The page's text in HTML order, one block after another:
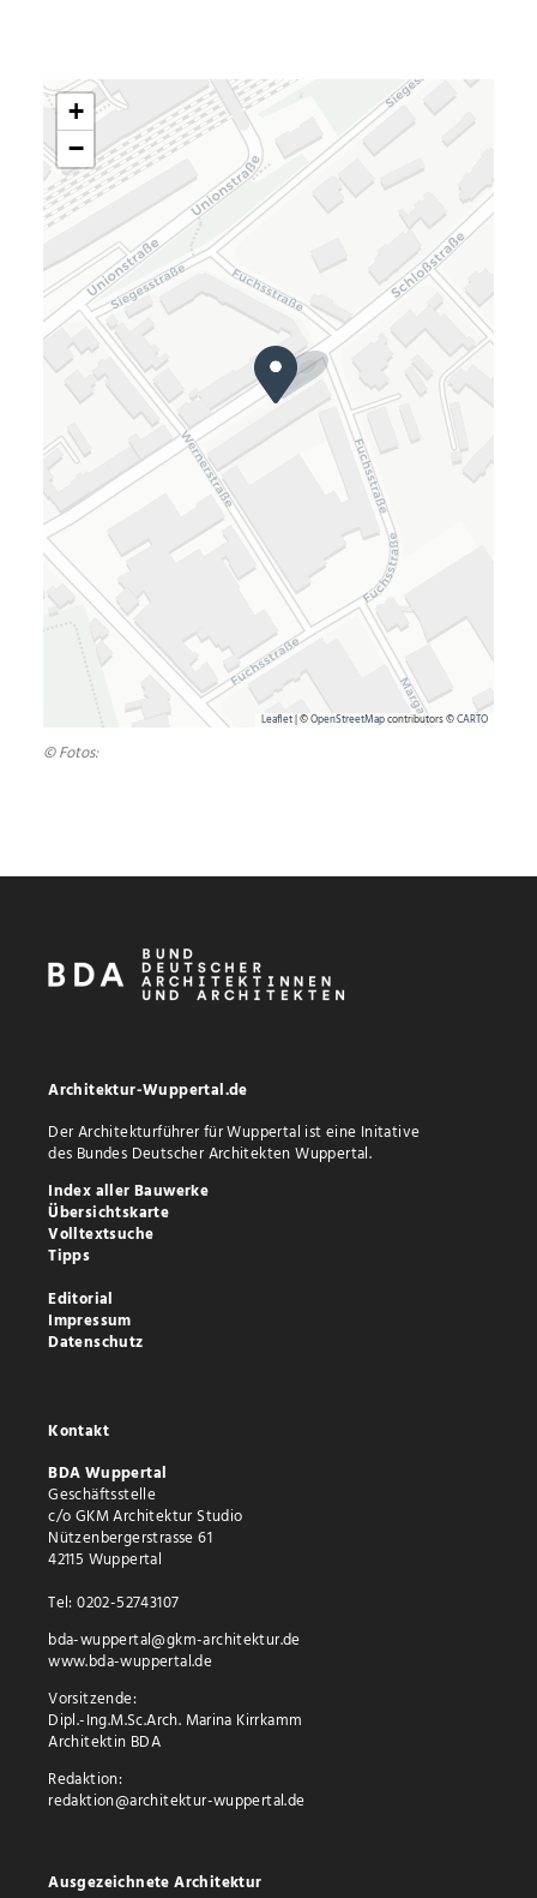
+
−
Leaflet | ©OpenStreetMapcontributors ©CARTO
© Fotos:
Architektur-Wuppertal.de
Der Architekturführer für Wuppertal ist eine Initative
des Bundes Deutscher Architekten Wuppertal.
Index aller Bauwerke
Übersichtskarte
Volltextsuche
Tipps
Editorial
Impressum
Datenschutz
Kontakt
BDA Wuppertal
Geschäftsstelle
c/o GKM Architektur Studio
Nützenbergerstrasse 61
42115 Wuppertal
Tel: 0202-52743107
bda-wuppertal@gkm-architektur.de
www.bda-wuppertal.de
Vorsitzende:
Dipl.-Ing.M.Sc.Arch. Marina Kirrkamm
Architektin BDA
Redaktion:
redaktion@architektur-wuppertal.de
Ausgezeichnete Architektur